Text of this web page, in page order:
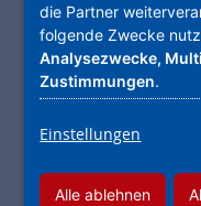
Baujahr
Heizungsart
Energieträger
Energieausweis
DATEN
die Partner
folgende Zwecke
Analysezwecke,
Zustimmungen.
Einstellungen
Alle ablehnen